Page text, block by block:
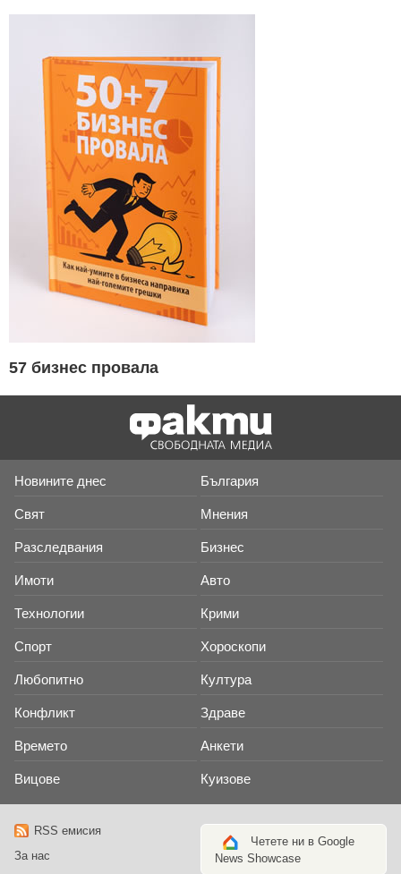
57 бизнес провала
Новините днес България
Свят Мнения
Разследвания Бизнес
Имоти Авто
Технологии Крими
Спорт Хороскопи
Любопитно Култура
Конфликт Здраве
Времето Анкети
Вицове Куизове
RSS емисия
За нас
Четете ни в Google
News Showcase